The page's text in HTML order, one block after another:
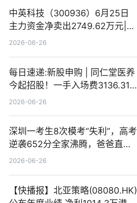
中英科技（300936）6月25日
主力资金净卖出2749.62万元|每
日速看
2026-06-26
每日速递:新股申购 | 同仁堂医养
今起招股！一手入场费3136.31
港元
2026-06-26
深圳一考生8次模考“失利”，高考
逆袭652分全家沸腾，爸爸直呼
“没查错吧” 焦点简讯
2026-06-26
【快播报】北亚策略(08080.HK)